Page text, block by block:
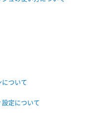
について
定について